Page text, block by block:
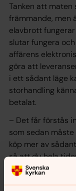
Tanken att maten
främmande, men
elavbrott
slutar fungera
affärens
göra att
i ett sådant läge
storhandling
betalat.
– Det får förstås
som sedan
köp mer av
så att du hela
att bli liggande